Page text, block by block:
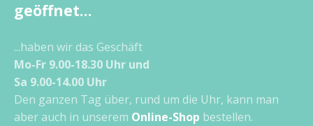
geöffnet…
...haben wir das Geschäft
Mo-Fr 9.00-18.30 Uhr und
Sa 9.00-14.00 Uhr
Den ganzen Tag über, rund um die Uhr, kann man
aber auch in unserem Online-Shop bestellen.